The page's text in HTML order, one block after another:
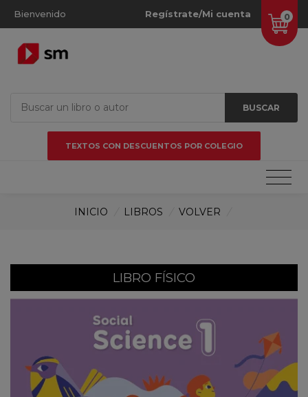
Bienvenido 0
Regístrate/Mi cuenta
BUSCAR
TEXTOS CON DESCUENTOS POR COLEGIO
INICIO LIBROS VOLVER
LIBRO FÍSICO